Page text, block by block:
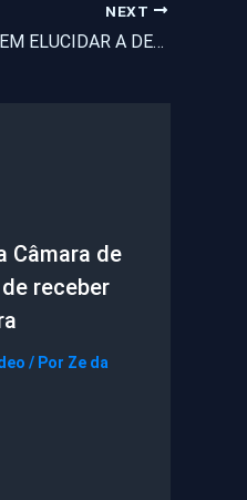
NEXT
PISTAS PODEM ELUCIDAR A DESOVA EM CAUCAIA
Câmara de
receber
/ Por Ze da